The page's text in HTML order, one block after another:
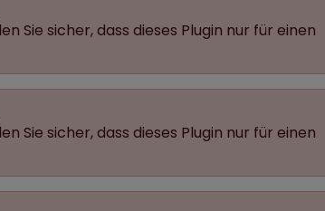
Sie sicher, dass dieses Plugin nur für einen
Sie sicher, dass dieses Plugin nur für einen